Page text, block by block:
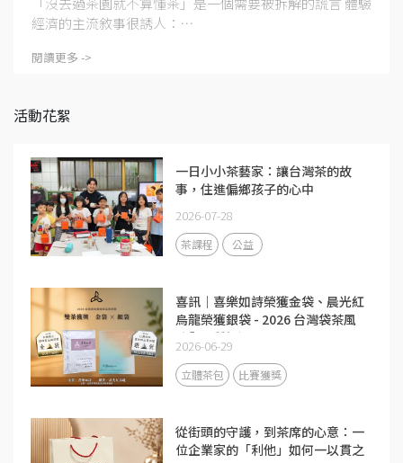
經濟的主流敘事很誘人：⋯
閱讀更多 ->
活動花絮
一日小小茶藝家：讓台灣茶的故
事，住進偏鄉孩子的心中
2026-07-28
茶課程 公益
喜訊｜喜樂如詩榮獲金袋、晨光紅
烏龍榮獲銀袋 - 2026 台灣袋茶風
味與品質評選
2026-06-29
立體茶包 比賽獲獎
從街頭的守護，到茶席的心意：一
位企業家的「利他」如何一以貫之